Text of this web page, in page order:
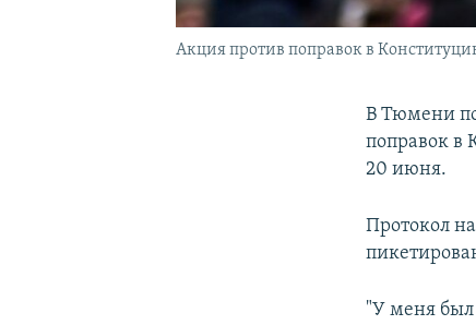
Акция против поправок в
В Тюмени
поправок в
20 июня.
Протокол
"У меня был